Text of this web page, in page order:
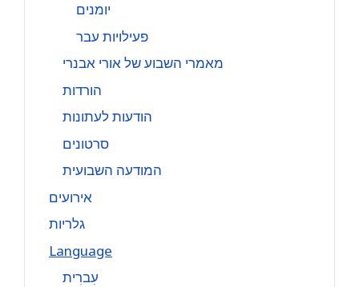
יומנים
פעילויות עבר
מאמרי השבוע של אורי אבנרי
הורדות
הודעות לעתונות
סרטונים
המודעה השבועית
אירועים
גלריות
Language
עִברִית